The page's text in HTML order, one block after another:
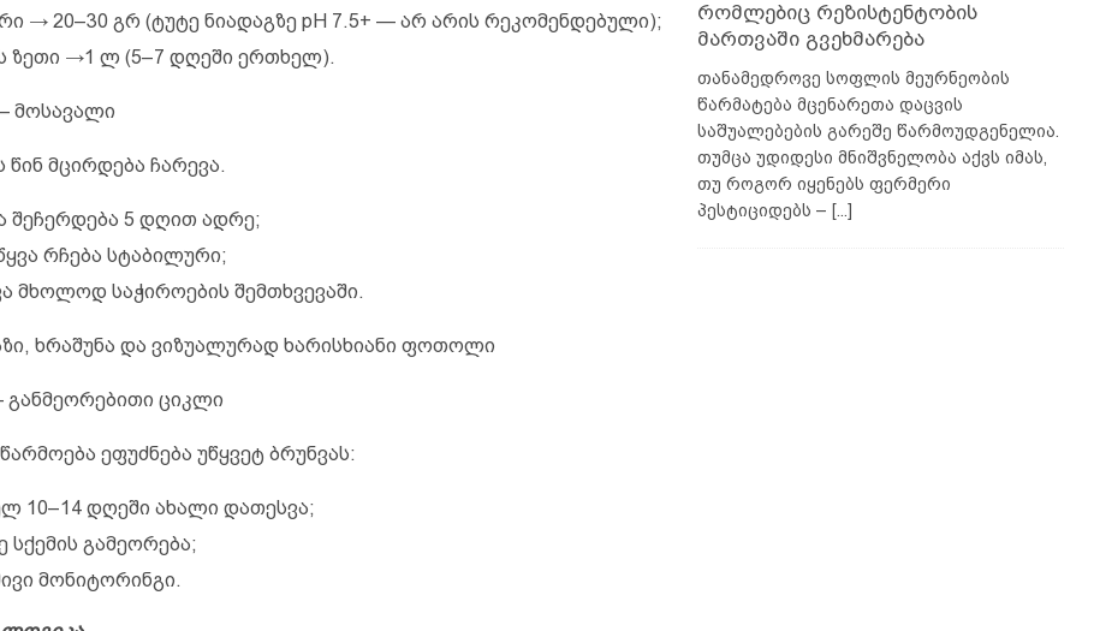
→ 20–30 გრ (ტუტე ნიადაგზე pH 7.5+ — არ არის რეკომენდებული);
ზეთი →1 ლ (5–7 დღეში ერთხელ).
მოსავალი
მცირდება ჩარევა.
შეჩერდება 5 დღით ადრე;
რჩება სტაბილური;
მხოლოდ საჭიროების შემთხვევაში.
ხრაშუნა და ვიზუალურად ხარისხიანი ფოთოლი
განმეორებითი ციკლი
ეფუძნება უწყვეტ ბრუნვას:
10–14 დღეში ახალი დათესვა;
სქემის გამეორება;
მონიტორინგი.
რომლებიც რეზისტენტობის
მართვაში გვეხმარება
თანამედროვე სოფლის მეურნეობის
წარმატება მცენარეთა დაცვის
საშუალებების გარეშე წარმოუდგენელია.
თუმცა უდიდესი მნიშვნელობა აქვს იმას,
თუ როგორ იყენებს ფერმერი
პესტიციდებს – [...]